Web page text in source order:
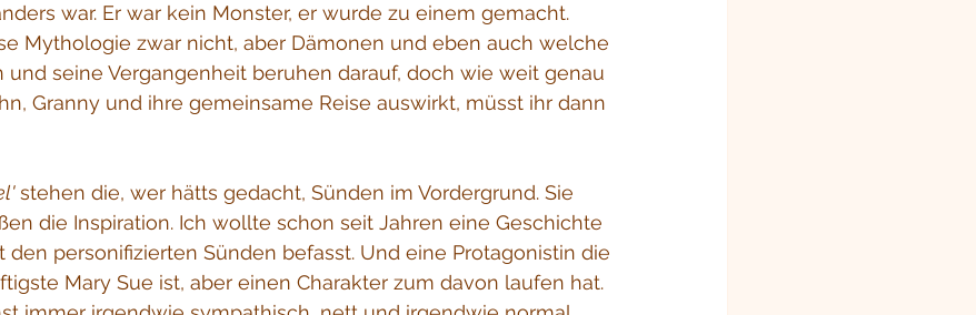
war. Er war kein Monster, er wurde zu einem gemacht.
Mythologie zwar nicht, aber Dämonen und eben auch welche
und seine Vergangenheit beruhen darauf, doch wie weit genau
Granny und ihre gemeinsame Reise auswirkt, müsst ihr dann
stehen die, wer hätts gedacht, Sünden im Vordergrund. Sie
die Inspiration. Ich wollte schon seit Jahren eine Geschichte
den personifizierten Sünden befasst. Und eine Protagonistin die
Mary Sue ist, aber einen Charakter zum davon laufen hat.